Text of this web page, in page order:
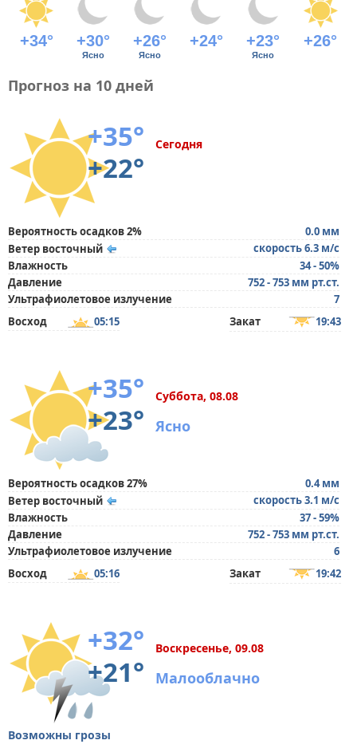
+34° +30° +26° +24° +23° +26°
Ясно Ясно Ясно
Прогноз на 10 дней
+35°
+22°
Сегодня
Вероятность осадков 2%
0.0 мм
Ветер восточный
скорость 6.3 м/с
Влажность
34 - 50%
Давление
752 - 753 мм рт.ст.
Ультрафиолетовое излучение
7
Восход
05:15 Закат 19:43
+35°
+23°
Суббота, 08.08
Ясно
Вероятность осадков 27%
0.4 мм
Ветер восточный
скорость 3.1 м/с
Влажность
37 - 59%
Давление
752 - 753 мм рт.ст.
Ультрафиолетовое излучение
6
Восход
05:16 Закат 19:42
+32°
+21°
Воскресенье, 09.08
Малооблачно
Возможны грозы